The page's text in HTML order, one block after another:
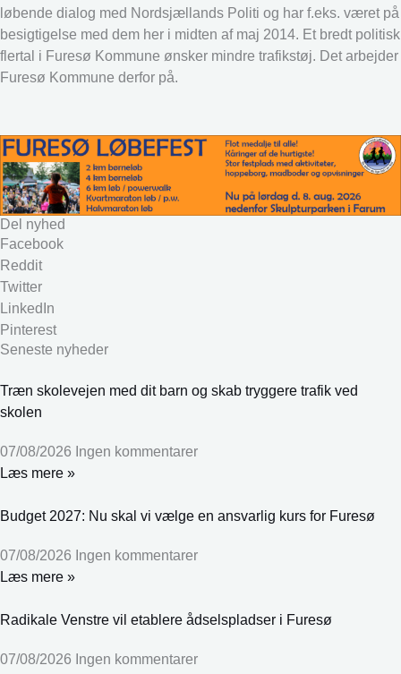
løbende dialog med Nordsjællands Politi og har f.eks. været på
besigtigelse med dem her i midten af maj 2014. Et bredt politisk
flertal i Furesø Kommune ønsker mindre trafikstøj. Det arbejder
Furesø Kommune derfor på.
Del nyhed
Facebook
Reddit
Twitter
LinkedIn
Pinterest
Seneste nyheder
Træn skolevejen med dit barn og skab tryggere trafik ved
skolen
07/08/2026 Ingen kommentarer
Læs mere »
Budget 2027: Nu skal vi vælge en ansvarlig kurs for Furesø
07/08/2026 Ingen kommentarer
Læs mere »
Radikale Venstre vil etablere ådselspladser i Furesø
07/08/2026 Ingen kommentarer